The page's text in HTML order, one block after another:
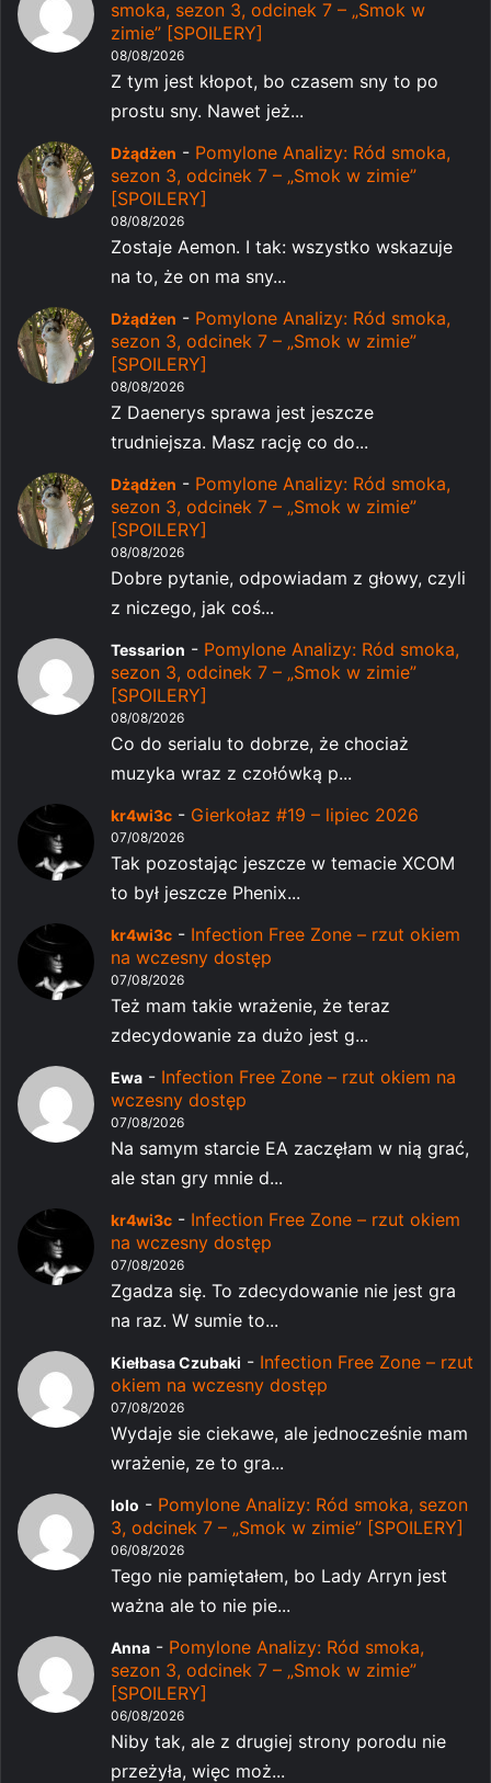
smoka, sezon 3, odcinek 7 – „Smok w
zimie” [SPOILERY]
08/08/2026
Z tym jest kłopot, bo czasem sny to po
prostu sny. Nawet jeż...
Dżądżen - Pomylone Analizy: Ród smoka,
sezon 3, odcinek 7 – „Smok w zimie”
[SPOILERY]
08/08/2026
Zostaje Aemon. I tak: wszystko wskazuje
na to, że on ma sny...
Dżądżen - Pomylone Analizy: Ród smoka,
sezon 3, odcinek 7 – „Smok w zimie”
[SPOILERY]
08/08/2026
Z Daenerys sprawa jest jeszcze
trudniejsza. Masz rację co do...
Dżądżen - Pomylone Analizy: Ród smoka,
sezon 3, odcinek 7 – „Smok w zimie”
[SPOILERY]
08/08/2026
Dobre pytanie, odpowiadam z głowy, czyli
z niczego, jak coś...
Tessarion - Pomylone Analizy: Ród smoka,
sezon 3, odcinek 7 – „Smok w zimie”
[SPOILERY]
08/08/2026
Co do serialu to dobrze, że chociaż
muzyka wraz z czołówką p...
kr4wi3c - Gierkołaz #19 – lipiec 2026
07/08/2026
Tak pozostając jeszcze w temacie XCOM
to był jeszcze Phenix...
kr4wi3c - Infection Free Zone – rzut okiem
na wczesny dostęp
07/08/2026
Też mam takie wrażenie, że teraz
zdecydowanie za dużo jest g...
Ewa - Infection Free Zone – rzut okiem na
wczesny dostęp
07/08/2026
Na samym starcie EA zaczęłam w nią grać,
ale stan gry mnie d...
kr4wi3c - Infection Free Zone – rzut okiem
na wczesny dostęp
07/08/2026
Zgadza się. To zdecydowanie nie jest gra
na raz. W sumie to...
Kiełbasa Czubaki - Infection Free Zone – rzut
okiem na wczesny dostęp
07/08/2026
Wydaje sie ciekawe, ale jednocześnie mam
wrażenie, ze to gra...
lolo - Pomylone Analizy: Ród smoka, sezon
3, odcinek 7 – „Smok w zimie” [SPOILERY]
06/08/2026
Tego nie pamiętałem, bo Lady Arryn jest
ważna ale to nie pie...
Anna - Pomylone Analizy: Ród smoka,
sezon 3, odcinek 7 – „Smok w zimie”
[SPOILERY]
06/08/2026
Niby tak, ale z drugiej strony porodu nie
przeżyła, więc moż...